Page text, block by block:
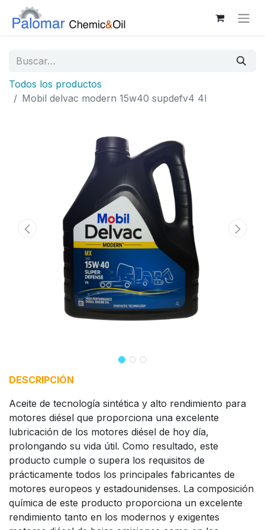
Todos los productos
Mobil delvac modern 15w40 supdefv4 4l
DESCRIPCIÓN
Aceite de tecnología sintética y alto rendimiento para
motores diésel que proporciona una excelente
lubricación de los motores diésel de hoy día,
prolongando su vida útil. Como resultado, este
producto cumple o supera los requisitos de
prácticamente todos los principales fabricantes de
motores europeos y estadounidenses. La composición
química de este producto proporciona un excelente
rendimiento tanto en los modernos y exigentes